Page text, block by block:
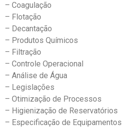
– Coagulação
– Flotação
– Decantação
– Produtos Químicos
– Filtração
– Controle Operacional
– Análise de Água
– Legislações
– Otimização de Processos
– Higienização de Reservatórios
– Especificação de Equipamentos